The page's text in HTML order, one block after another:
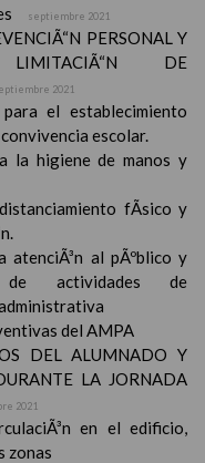
septiembre 2021
PERSONAL Y
DE
2021
el establecimiento
escolar.
la higiene de manos y
fÃ­sico y
atenciÃ³n al pÃºblico y
de actividades de
del AMPA
DEL ALUMNADO Y
LA JORNADA
2021
en el edificio,
zonas